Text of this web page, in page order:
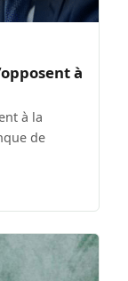
à
à la
de